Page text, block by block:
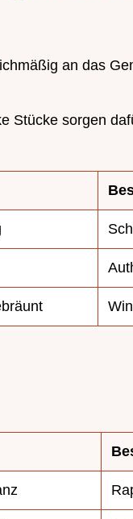
an das
Stücke sorgen